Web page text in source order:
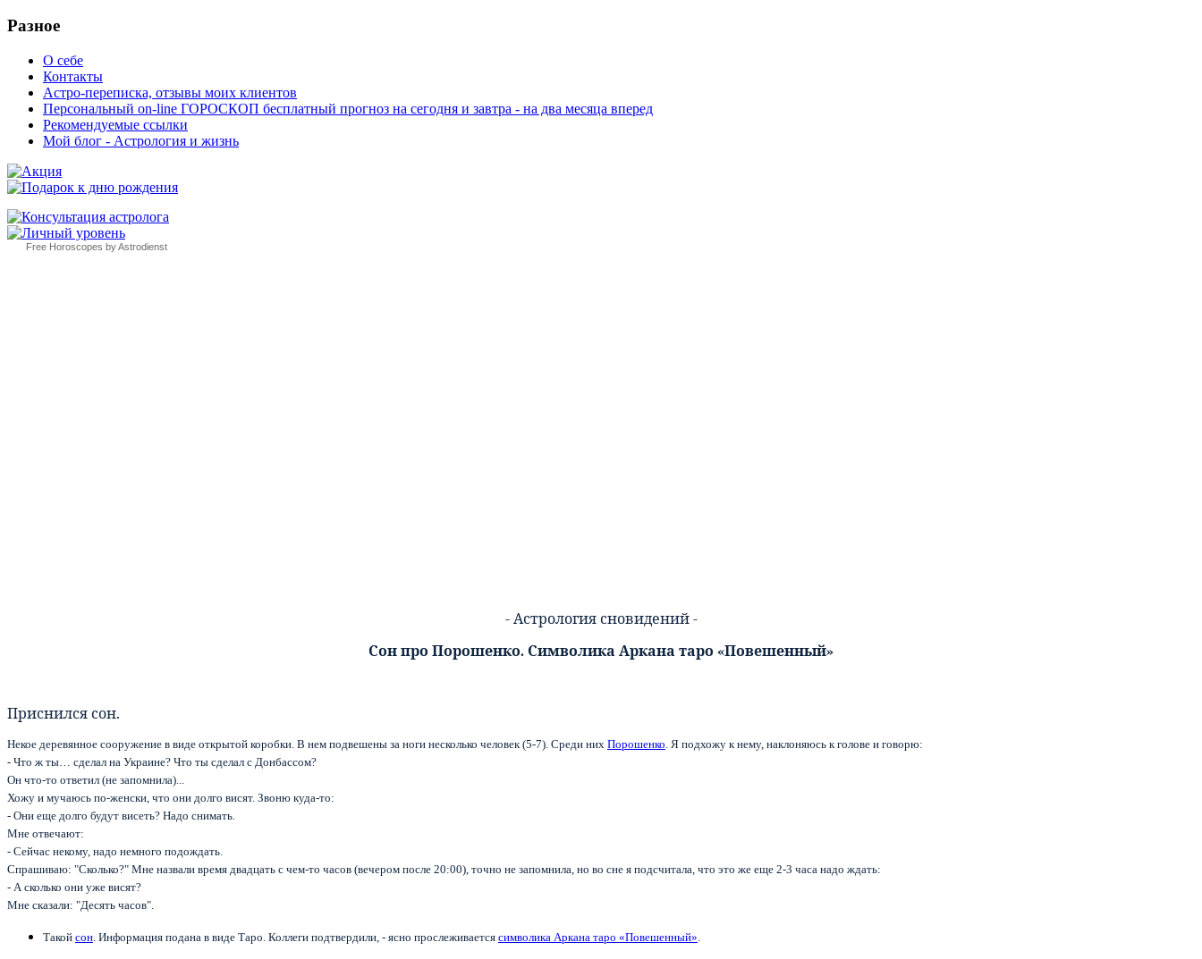
Разное
О себе
Контакты
Астро-переписка, отзывы моих клиентов
Персональный on-line ГОРОСКОП бесплатный прогноз на сегодня и завтра - на два месяца вперед
Рекомендуемые ссылки
Мой блог - Астрология и жизнь
Free Horoscopes by Astrodienst
- Астрология сновидений -
Сон про Порошенко. Символика Аркана таро «Повешенный»
Приснился сон.
Некое деревянное сооружение в виде открытой коробки. В нем подвешены за ноги несколько человек (5-7). Среди них Порошенко . Я подхожу к нему, наклоняюсь к голове и говорю:
- Что ж ты… сделал на Украине? Что ты сделал с Донбассом?
Он что-то ответил (не запомнила)...
Хожу и мучаюсь по-женски, что они долго висят. Звоню куда-то:
- Они еще долго будут висеть? Надо снимать.
Мне отвечают:
- Сейчас некому, надо немного подождать.
Спрашиваю: "Сколько?" Мне назвали время двадцать с чем-то часов (вечером после 20:00), точно не запомнила, но во сне я подсчитала, что это же еще 2-3 часа надо ждать:
- А сколько они уже висят?
Мне сказали: "Десять часов".
Такой сон . Информация подана в виде Таро. Коллеги подтвердили, - ясно прослеживается символика Аркана таро «Повешенный»